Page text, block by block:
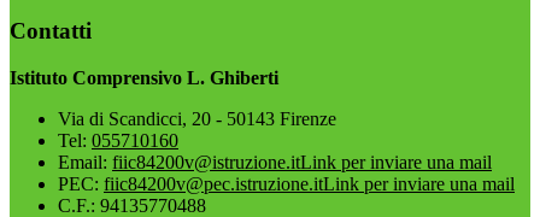
Contatti
Istituto Comprensivo L. Ghiberti
Via di Scandicci, 20 - 50143 Firenze
Tel: 055710160
Email: fiic84200v@istruzione.itLink per inviare una mail
PEC: fiic84200v@pec.istruzione.itLink per inviare una mail
C.F.: 94135770488